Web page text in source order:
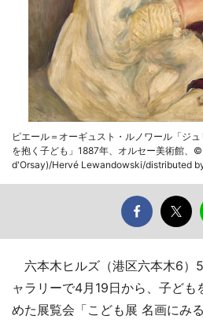
ピエール＝オーギュスト・ルノワール「ジ
を抱く子ども」1887年、オルセー美術館、
d'Orsay)/Hervé Lewandowski/distributed
六本木ヒルズ（港区六本木6）
ャラリーで4月19日から、子ど
めた展覧会「こども展 名画にみ